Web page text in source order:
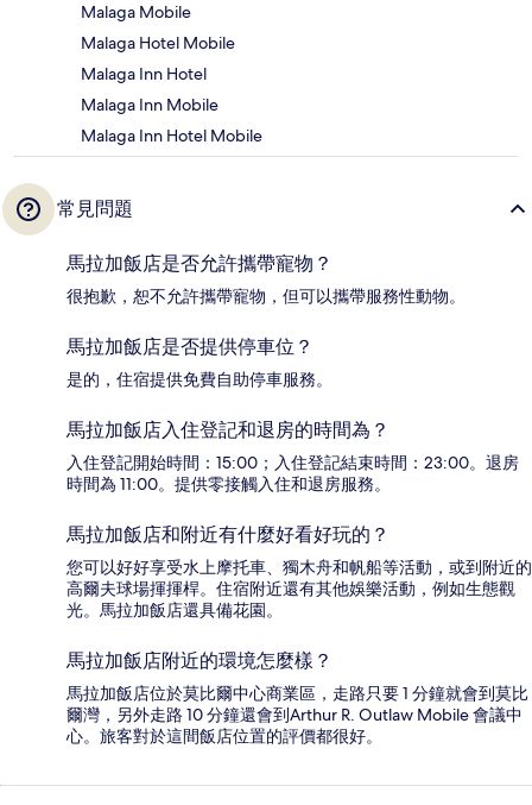
Malaga Mobile
Malaga Hotel Mobile
Malaga Inn Hotel
Malaga Inn Mobile
Malaga Inn Hotel Mobile
常見問題
馬拉加飯店是否允許攜帶寵物？
很抱歉，恕不允許攜帶寵物，但可以攜帶服務性動物。
馬拉加飯店是否提供停車位？
是的，住宿提供免費自助停車服務。
馬拉加飯店入住登記和退房的時間為？
入住登記開始時間：15:00；入住登記結束時間：23:00。退房
時間為 11:00。提供零接觸入住和退房服務。
馬拉加飯店和附近有什麼好看好玩的？
您可以好好享受水上摩托車、獨木舟和帆船等活動，或到附近的
高爾夫球場揮揮桿。住宿附近還有其他娛樂活動，例如生態觀
光。馬拉加飯店還具備花園。
馬拉加飯店附近的環境怎麼樣？
馬拉加飯店位於莫比爾中心商業區，走路只要 1 分鐘就會到莫比
爾灣，另外走路 10 分鐘還會到Arthur R. Outlaw Mobile 會議中
心。旅客對於這間飯店位置的評價都很好。